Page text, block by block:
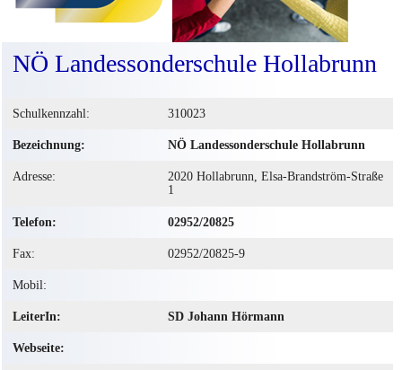
NÖ Landessonderschule Hollabrunn
Schulkennzahl: 310023
Bezeichnung: NÖ Landessonderschule Hollabrunn
Adresse:
2020 Hollabrunn, Elsa-Brandström-Straße
1
Telefon: 02952/20825
Fax: 02952/20825-9
Mobil:
LeiterIn: SD Johann Hörmann
Webseite: